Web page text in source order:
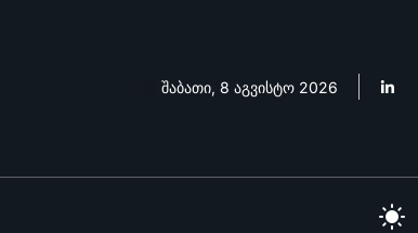
შაბათი, 8 აგვისტო 2026